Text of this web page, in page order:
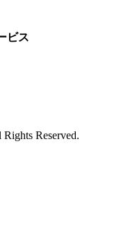
ビス
Reserved.